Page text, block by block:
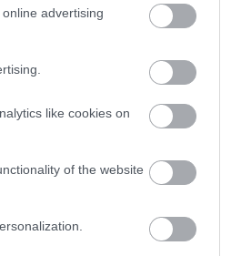
advertising
like cookies on
of the website
1,2 milioane de
și
de cetățeni